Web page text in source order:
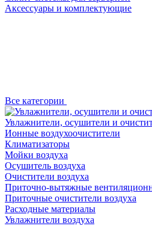
Аксессуары и комплектующие
Все категории
Увлажнители, осушители и
Ионные воздухоочистители
Климатизаторы
Мойки воздуха
Осушитель воздуха
Очистители воздуха
Приточно-вытяжные
Приточные очистители воздуха
Расходные материалы
Увлажнители воздуха